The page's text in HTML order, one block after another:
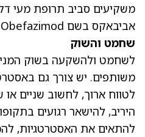
משקיעים סביב תרופת מעי
אביבאקס בשם Obefazimod.
שחמט והשוק
לשחמט ולהשקעה בשוק
משותפים. יש צורך גם
לטווח ארוך, לחשוב שניים
היריב, להישאר רגועים
להתאים את האסטרטגיות,